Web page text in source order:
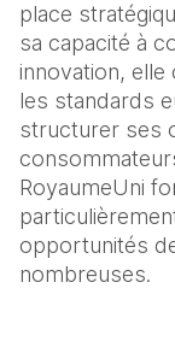
place
sa capacité à
innovation,
les standards
structurer ses
RoyaumeUni
opportunités
nombreuses.